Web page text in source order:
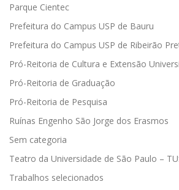
Parque Cientec
Prefeitura do Campus USP de Bauru
Prefeitura do Campus USP de Ribeirão
Pró-Reitoria de Cultura e Extensão
Pró-Reitoria de Graduação
Pró-Reitoria de Pesquisa
Ruínas Engenho São Jorge dos Erasmos
Sem categoria
Teatro da Universidade de São Paulo –
Trabalhos selecionados